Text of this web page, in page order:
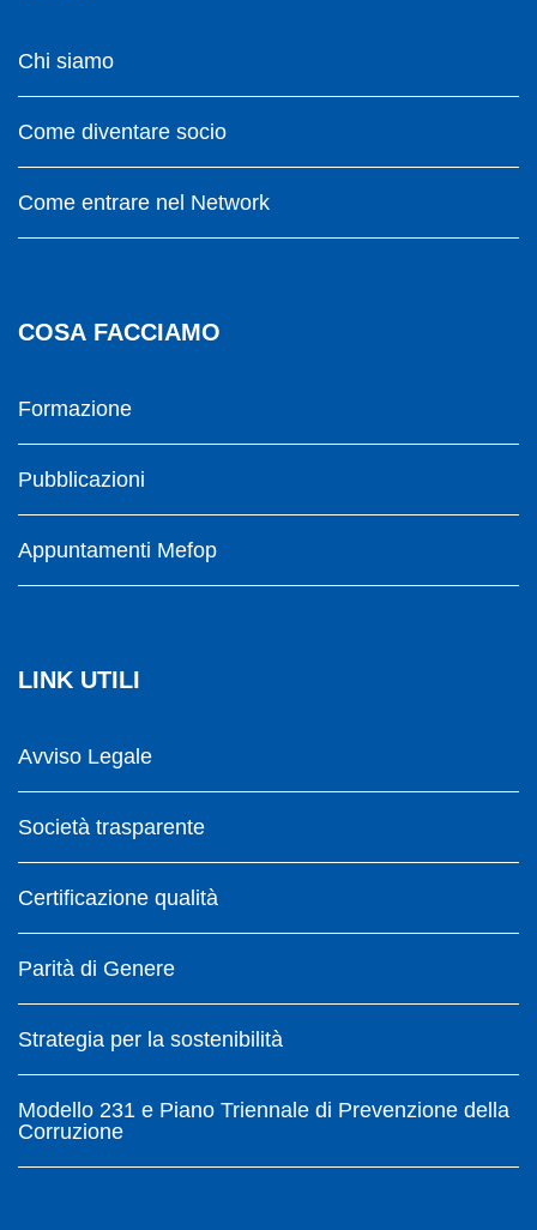
Chi siamo
Come diventare socio
Come entrare nel Network
COSA FACCIAMO
Formazione
Pubblicazioni
Appuntamenti Mefop
LINK UTILI
Avviso Legale
Società trasparente
Certificazione qualità
Parità di Genere
Strategia per la sostenibilità
Modello 231 e Piano Triennale di Prevenzione della
Corruzione